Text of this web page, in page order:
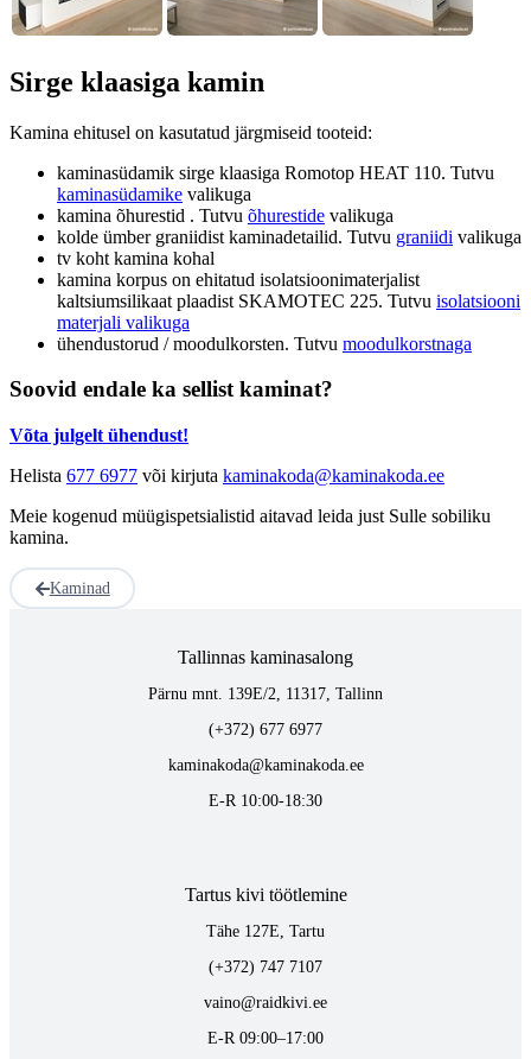
Sirge klaasiga kamin
Kamina ehitusel on kasutatud järgmiseid tooteid:
kaminasüdamik sirge klaasiga Romotop HEAT 110. Tutvu
kaminasüdamike valikuga
kamina õhurestid . Tutvu õhurestide valikuga
kolde ümber graniidist kaminadetailid. Tutvu graniidi valikuga
tv koht kamina kohal
kamina korpus on ehitatud isolatsioonimaterjalist
kaltsiumsilikaat plaadist SKAMOTEC 225. Tutvu isolatsiooni
materjali valikuga
ühendustorud / moodulkorsten. Tutvu moodulkorstnaga
Soovid endale ka sellist kaminat?
Võta julgelt ühendust!
Helista 677 6977 või kirjuta kaminakoda@kaminakoda.ee
Meie kogenud müügispetsialistid aitavad leida just Sulle sobiliku
kamina.
Kaminad
Tallinnas kaminasalong
Pärnu mnt. 139E/2, 11317, Tallinn
(+372) 677 6977
kaminakoda@kaminakoda.ee
E-R 10:00-18:30
Tartus kivi töötlemine
Tähe 127E, Tartu
(+372) 747 7107
vaino@raidkivi.ee
E-R 09:00–17:00